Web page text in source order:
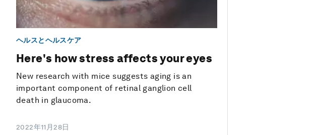
ヘルスとヘルスケア
Here's how stress affects your eyes
New research with mice suggests aging is an
important component of retinal ganglion cell
death in glaucoma.
2022年11月28日